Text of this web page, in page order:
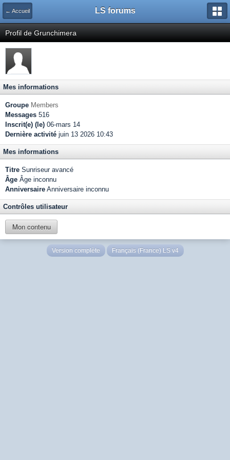
← Accueil LS forums
Profil de Grunchimera
Mes informations
Groupe Members
Messages 516
Inscrit(e) (le) 06-mars 14
Dernière activité juin 13 2026 10:43
Mes informations
Titre Sunriseur avancé
Âge Âge inconnu
Anniversaire Anniversaire inconnu
Contrôles utilisateur
Mon contenu
Version complète Français (France) LS v4